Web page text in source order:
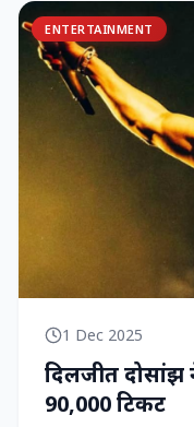
ENTERTAINMENT
1 Dec 2025
दिलजीत दोसांझ
90,000 टिकट